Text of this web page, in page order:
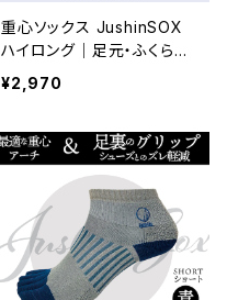
重心ソックス JushinSOX
ハイロング｜足元・ふくらは
ぎ・ひざまわりまで支える5
本指ソックス 白
¥2,970